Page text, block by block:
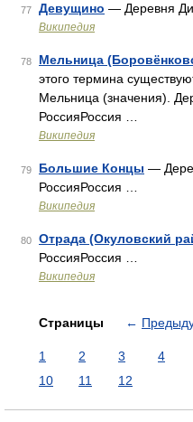
77 Девущино — Деревня
Википедия
78 Мельница
этого термина
Мельница (значения).
РоссияРоссия …
Википедия
79 Большие Концы —
РоссияРоссия …
Википедия
80 Отрада (Окуловский
РоссияРоссия …
Википедия
Страницы ←
1 2 3 4
10
11 12